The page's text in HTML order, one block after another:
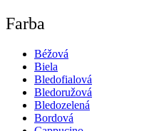
Farba
Béžová
Biela
Bledofialová
Bledoružová
Bledozelená
Bordová